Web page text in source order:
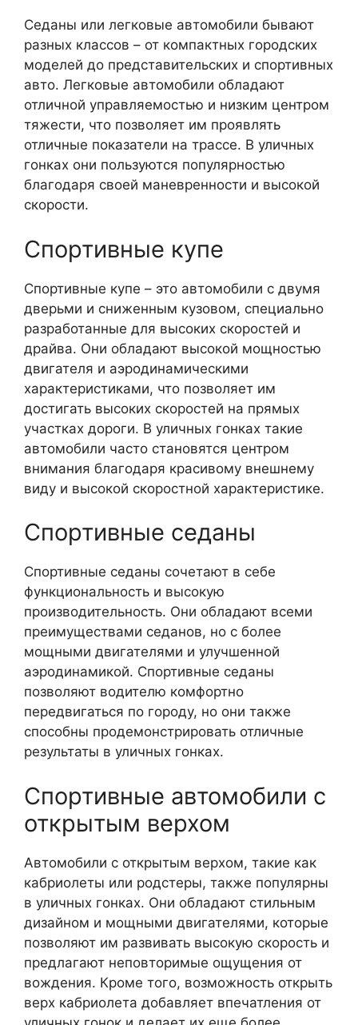
Седаны или легковые автомобили бывают
разных классов – от компактных городских
моделей до представительских и спортивных
авто. Легковые автомобили обладают
отличной управляемостью и низким центром
тяжести, что позволяет им проявлять
отличные показатели на трассе. В уличных
гонках они пользуются популярностью
благодаря своей маневренности и высокой
скорости.
Спортивные купе
Спортивные купе – это автомобили с двумя
дверьми и сниженным кузовом, специально
разработанные для высоких скоростей и
драйва. Они обладают высокой мощностью
двигателя и аэродинамическими
характеристиками, что позволяет им
достигать высоких скоростей на прямых
участках дороги. В уличных гонках такие
автомобили часто становятся центром
внимания благодаря красивому внешнему
виду и высокой скоростной характеристике.
Спортивные седаны
Спортивные седаны сочетают в себе
функциональность и высокую
производительность. Они обладают всеми
преимуществами седанов, но с более
мощными двигателями и улучшенной
аэродинамикой. Спортивные седаны
позволяют водителю комфортно
передвигаться по городу, но они также
способны продемонстрировать отличные
результаты в уличных гонках.
Спортивные автомобили с
открытым верхом
Автомобили с открытым верхом, такие как
кабриолеты или родстеры, также популярны
в уличных гонках. Они обладают стильным
дизайном и мощными двигателями, которые
позволяют им развивать высокую скорость и
предлагают неповторимые ощущения от
вождения. Кроме того, возможность открыть
верх кабриолета добавляет впечатления от